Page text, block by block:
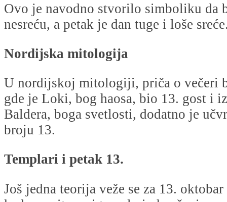
Ovo je navodno stvorilo simboliku da
nesreću, a petak je dan tuge i loše
Nordijska mitologija
U nordijskoj mitologiji, priča o večeri
gde je Loki, bog haosa, bio 13. gost i
Baldera, boga svetlosti, dodatno je
broju 13.
Templari i petak 13.
Još jedna teorija veže se za 13.